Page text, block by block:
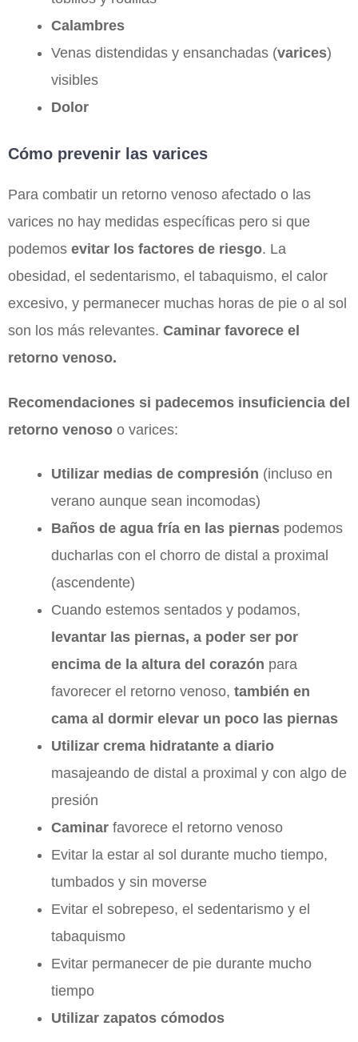
Calambres
Venas distendidas y ensanchadas (varices)
visibles
Dolor
Cómo prevenir las varices
Para combatir un retorno venoso afectado o las
varices no hay medidas específicas pero si que
podemos evitar los factores de riesgo. La
obesidad, el sedentarismo, el tabaquismo, el calor
excesivo, y permanecer muchas horas de pie o al sol
son los más relevantes. Caminar favorece el
retorno venoso.
Recomendaciones si padecemos insuficiencia del
retorno venoso o varices:
Utilizar medias de compresión (incluso en
verano aunque sean incomodas)
Baños de agua fría en las piernas podemos
ducharlas con el chorro de distal a proximal
(ascendente)
Cuando estemos sentados y podamos,
levantar las piernas, a poder ser por
encima de la altura del corazón para
favorecer el retorno venoso, también en
cama al dormir elevar un poco las piernas
Utilizar crema hidratante a diario
masajeando de distal a proximal y con algo de
presión
Caminar favorece el retorno venoso
Evitar la estar al sol durante mucho tiempo,
tumbados y sin moverse
Evitar el sobrepeso, el sedentarismo y el
tabaquismo
Evitar permanecer de pie durante mucho
tiempo
Utilizar zapatos cómodos